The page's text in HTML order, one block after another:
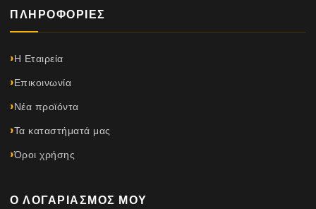
ΠΛΗΡΟΦΟΡΊΕΣ
Η Εταιρεία
Επικοινωνία
Νέα προϊόντα
Τα καταστήματά μας
Όροι χρήσης
Ο ΛΟΓΑΡΙΑΣΜΌΣ ΜΟΥ